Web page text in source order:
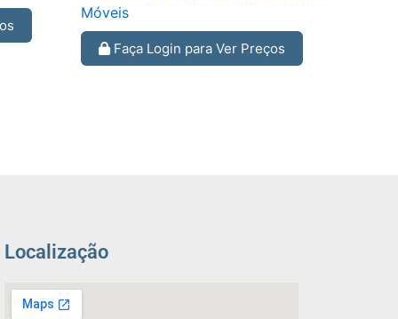
Móveis
Faça Login para Ver Preços
Localização